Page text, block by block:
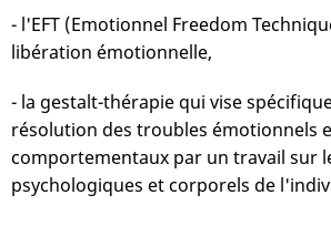
- l'EFT (Emotionnel Freedom
libération émotionnelle,
- la gestalt-thérapie qui vise
résolution des troubles émotionnels
comportementaux par un travail sur
psychologiques et corporels de